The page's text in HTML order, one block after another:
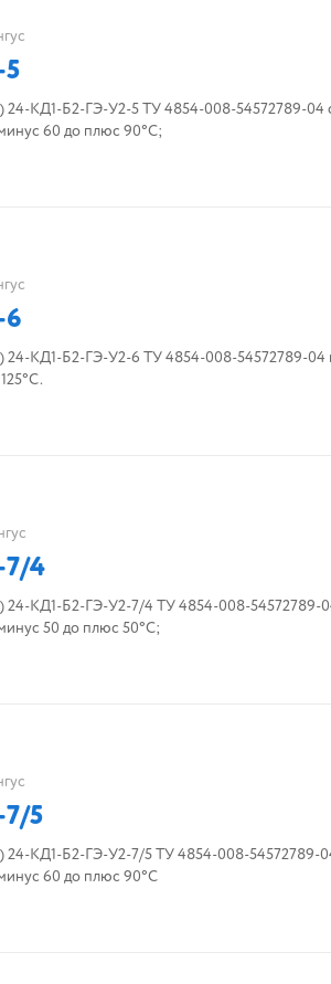
КД1-Б2-ГЭ-У2-5 ТУ 4854-008-54572789-04
60 до плюс 90°С;
КД1-Б2-ГЭ-У2-6 ТУ 4854-008-54572789-04
4
КД1-Б2-ГЭ-У2-7/4 ТУ 4854-008-54572789-
50 до плюс 50°С;
5
КД1-Б2-ГЭ-У2-7/5 ТУ 4854-008-54572789-
60 до плюс 90°С